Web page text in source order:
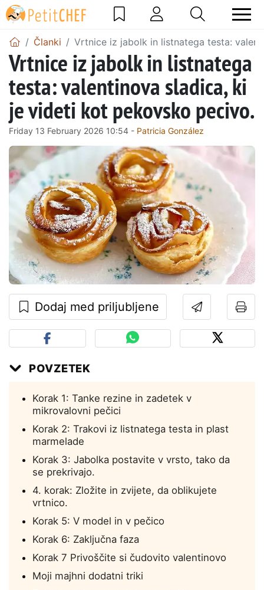
Članki Vrtnice iz jabolk in listnatega testa:
Vrtnice iz jabolk in listnatega
testa: valentinova sladica, ki
je videti kot pekovsko pecivo.
Friday 13 February 2026 10:54 - Patricia González
Dodaj med priljubljene
POVZETEK
Korak 1: Tanke rezine in zadetek v
mikrovalovni pečici
Korak 2: Trakovi iz listnatega testa in plast
marmelade
Korak 3: Jabolka postavite v vrsto, tako da
se prekrivajo.
4. korak: Zložite in zvijete, da oblikujete
vrtnico.
Korak 5: V model in v pečico
Korak 6: Zaključna faza
Korak 7 Privoščite si čudovito valentinovo
Moji majhni dodatni triki